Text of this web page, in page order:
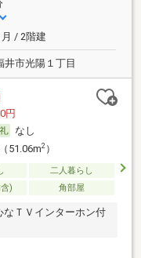
/ 2階建
井市光陽１丁目
円
なし
51.06m2）
二人暮らし
) 角部屋
ＴＶインターホン付